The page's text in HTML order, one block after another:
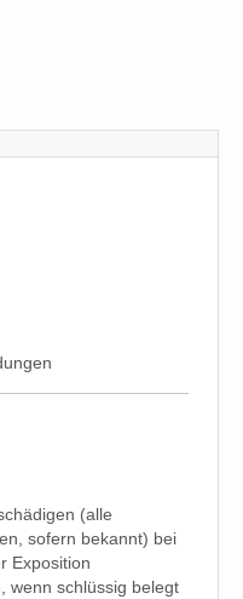
(alle
sofern bekannt) bei
Exposition
wenn schlüssig belegt